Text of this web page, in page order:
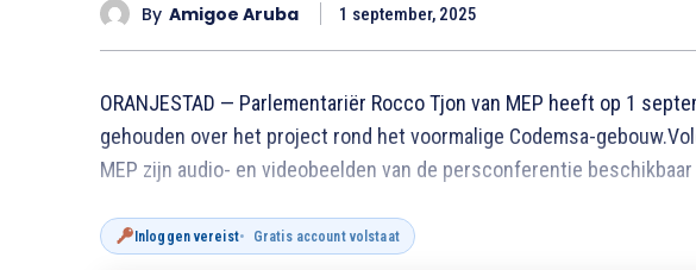
By Amigoe Aruba 1 september, 2025
ORANJESTAD — Parlementariër Rocco Tjon van MEP heeft op 1
gehouden over het project rond het voormalige Codemsa-
MEP zijn audio- en videobeelden van de persconferentie
Inloggen vereist Gratis account volstaat